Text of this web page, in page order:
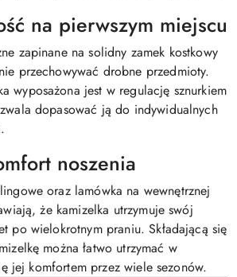
na pierwszym miejscu
zapinane na solidny zamek kostkowy
przechowywać drobne przedmioty.
wyposażona jest w regulację sznurkiem
dopasować ją do indywidualnych
noszenia
oraz lamówka na wewnętrznej
że kamizelka utrzymuje swój
po wielokrotnym praniu. Składającą się
można łatwo utrzymać w
jej komfortem przez wiele sezonów.